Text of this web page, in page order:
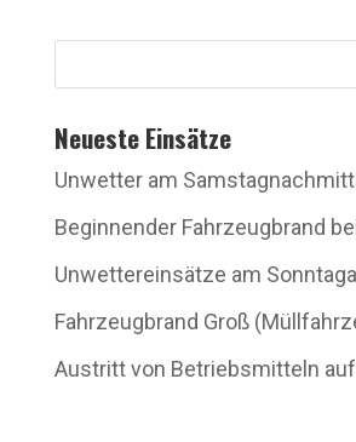
Neueste Einsätze
Unwetter am
Beginnender Fahrzeugbrand
Unwettereinsätze am
Fahrzeugbrand Groß
Austritt von Betriebsmitteln